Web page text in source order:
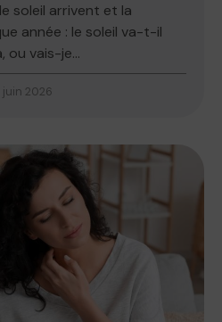
soleil arrivent et la
année : le soleil va-t-il
ou vais-je...
juin 2026